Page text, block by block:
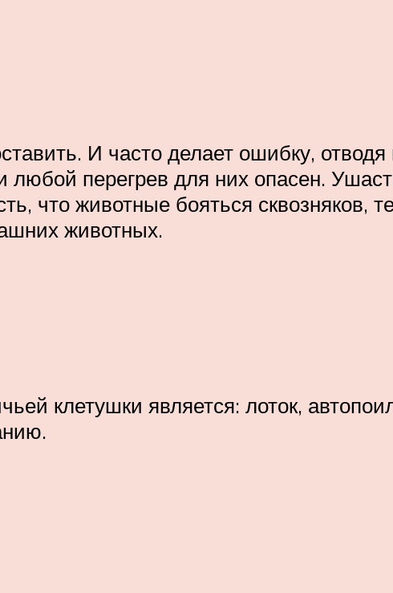
И часто делает ошибку,
перегрев для них опасен.
что животные бояться сквозняков,
животных.
клетушки является: лоток,